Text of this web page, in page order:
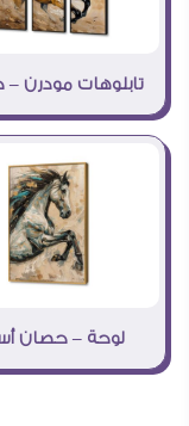
تابلوهات مودرن
لوحة – حصان